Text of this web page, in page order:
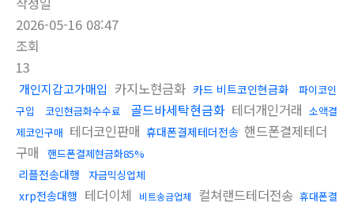
2026-05-16 08:47
조회
13
개인지갑고가매입 카지노현금화 카드 비트코인현금화
파이코인
구입
코인현금화수수료 골드바세탁현금화 테더개인거래 소액결
제코인구매 테더코인판매 휴대폰결제테더전송 핸드폰결제테더
구매
핸드폰결제현금화85%
리플전송대행 자금믹싱업체
xrp전송대행 테더이체 비트송금업체 컬쳐랜드테더전송 휴대폰결